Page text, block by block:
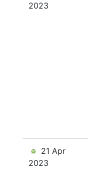
2023
21 Apr
2023